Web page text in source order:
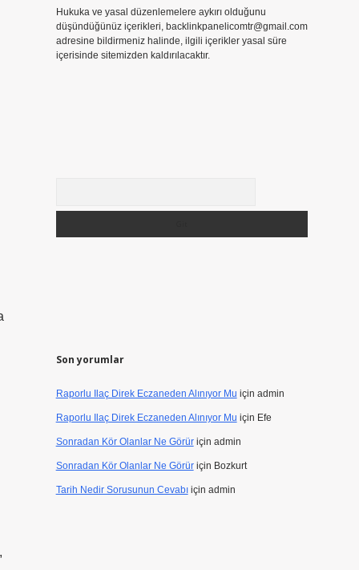
Hukuka ve yasal düzenlemelere aykırı olduğunu
düşündüğünüz içerikleri, backlinkpanelicomtr@gmail.com
adresine bildirmeniz halinde, ilgili içerikler yasal süre
içerisinde sitemizden kaldırılacaktır.
Son yorumlar
Raporlu Ilaç Direk Eczaneden Alınıyor Mu için admin
Raporlu Ilaç Direk Eczaneden Alınıyor Mu için Efe
Sonradan Kör Olanlar Ne Görüriçin admin
Sonradan Kör Olanlar Ne Görüriçin Bozkurt
Tarih Nedir Sorusunun Cevabıiçin admin